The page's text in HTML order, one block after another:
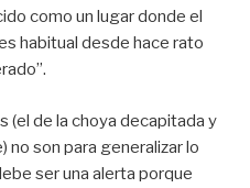
como un lugar donde el
habitual desde hace rato
(el de la choya decapitada y
no son para generalizar lo
ser una alerta porque